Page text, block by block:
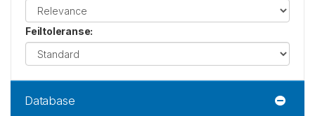
Feiltoleranse:
Database